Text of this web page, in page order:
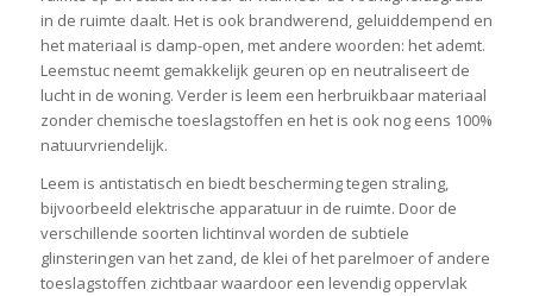
in de ruimte daalt. Het is ook brandwerend, geluiddempend en
het materiaal is damp-open, met andere woorden: het ademt.
Leemstuc neemt gemakkelijk geuren op en neutraliseert de
lucht in de woning. Verder is leem een herbruikbaar materiaal
zonder chemische toeslagstoffen en het is ook nog eens 100%
natuurvriendelijk.
Leem is antistatisch en biedt bescherming tegen straling,
bijvoorbeeld elektrische apparatuur in de ruimte. Door de
verschillende soorten lichtinval worden de subtiele
glinsteringen van het zand, de klei of het parelmoer of andere
toeslagstoffen zichtbaar waardoor een levendig oppervlak